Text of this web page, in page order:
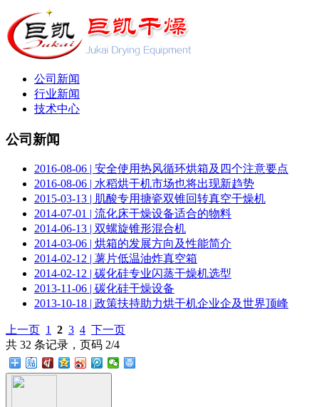
公司新闻
行业新闻
技术中心
公司新闻
2016-08-06 | 安全使用热风循环烘箱及四个注意要点
2016-08-06 | 水稻烘干机市场也将出现新趋势
2015-03-13 | 肌酸专用搪瓷双锥回转真空干燥机
2014-07-01 | 流化床干燥设备适合的物料
2014-06-13 | 双螺旋锥形混合机
2014-03-06 | 烘箱的发展方向及性能简介
2014-02-12 | 薯片低温油炸真空箱
2014-02-12 | 碳化硅专业闪蒸干燥机选型
2013-11-06 | 碳化硅干燥设备
2013-10-18 | 政策扶持助力烘干机企业企及世界顶峰
上一页 1 2 3 4 下一页
共 32 条记录，页码 2/4